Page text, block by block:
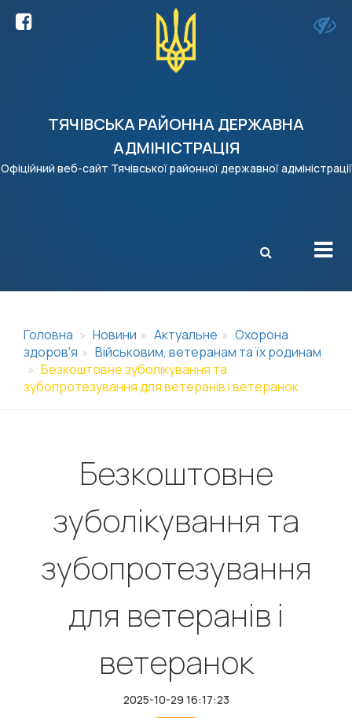
ТЯЧІВСЬКА РАЙОННА ДЕРЖАВНА
АДМІНІСТРАЦІЯ
Офіційний веб-сайт Тячівської районної державної адміністрації
Головна Новини Актуальне
Охорона
здоров'я
Військовим, ветеранам та їх родинам
Безкоштовне зуболікування та
зубопротезування для ветеранів і ветеранок
Безкоштовне
зуболікування та
зубопротезування
для ветеранів і
ветеранок
2025-10-29 16:17:23